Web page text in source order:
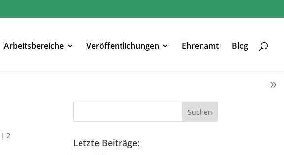
Arbeitsbereiche Veröffentlichungen Ehrenamt Blog
|2
Letzte Beiträge: